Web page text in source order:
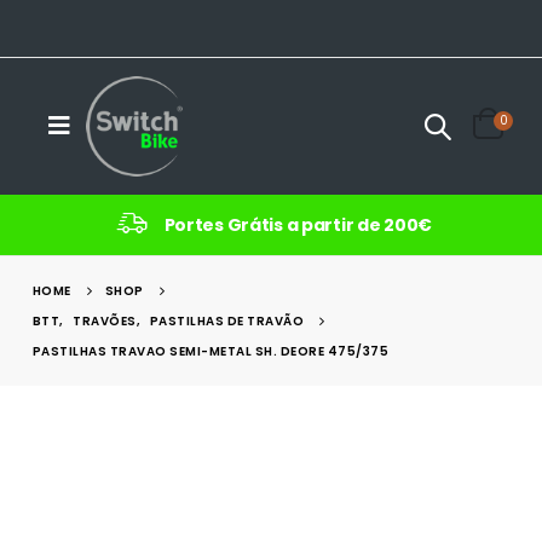
0
Portes Grátis a partir de 200€
HOME
SHOP
BTT, TRAVÕES, PASTILHAS DE TRAVÃO
PASTILHAS TRAVAO SEMI-METAL SH. DEORE 475/375